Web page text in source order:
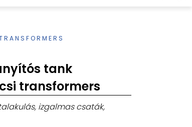
tank
transformers
izgalmas csaták,